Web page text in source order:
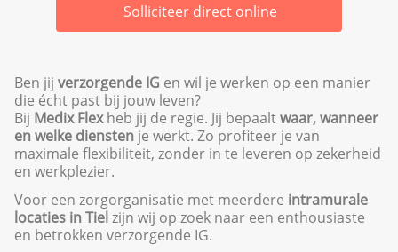
Solliciteer direct online
Ben jij verzorgende IG en wil je werken op een manier
die écht past bij jouw leven?
Bij Medix Flex heb jij de regie. Jij bepaaltwaar, wanneer
en welke diensten je werkt. Zo profiteer je van
maximale flexibiliteit, zonder in te leveren op zekerheid
en werkplezier.
Voor een zorgorganisatie met meerdere intramurale
locaties in Tiel zijn wij op zoek naar een enthousiaste
en betrokken verzorgende IG.